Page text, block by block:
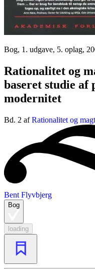
Bog, 1. udgave, 5. oplag,
Rationalitet og
baseret studie
modernitet
Bd. 2 afRationalitet og magt
Bent Flyvbjerg
Bog
loading